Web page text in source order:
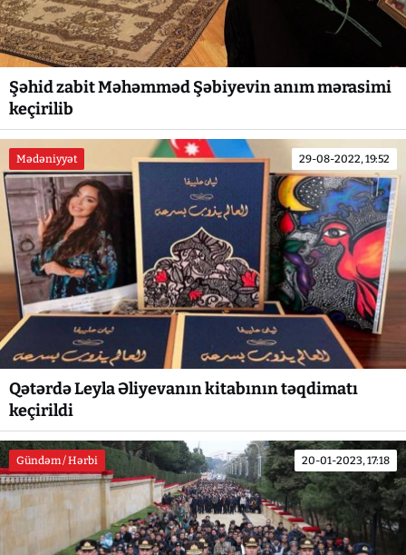
Şəhid zabit Məhəmməd Şəbiyevin anım mərasimi
keçirilib
Mədəniyyət 29-08-2022, 19:52
Qətərdə Leyla Əliyevanın kitabının təqdimatı
keçirildi
Gündəm / Hərbi 20-01-2023, 17:18